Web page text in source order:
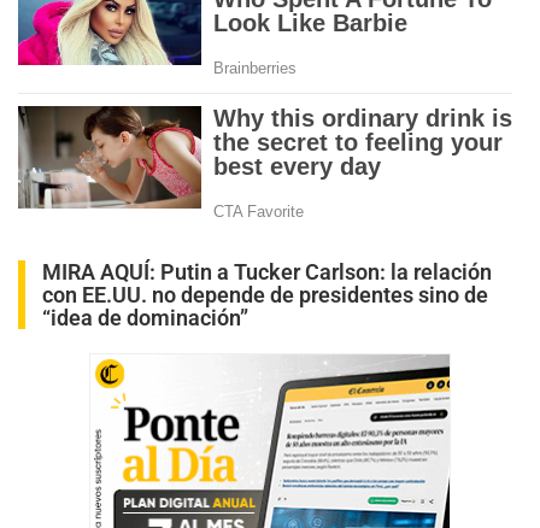
MIRA AQUÍ: Putin a Tucker Carlson: la relación
con EE.UU. no depende de presidentes sino de
“idea de dominación”